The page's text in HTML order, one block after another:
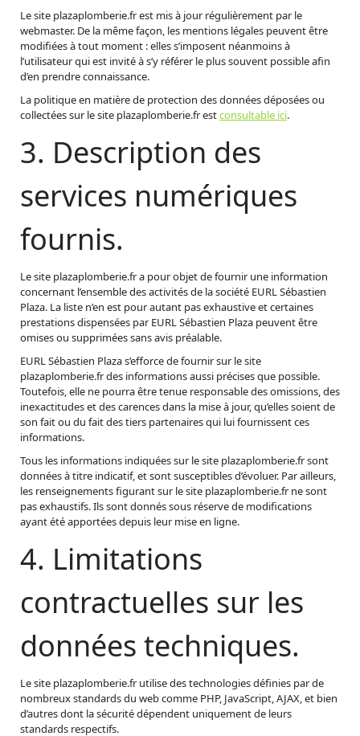
Le site plazaplomberie.fr est mis à jour régulièrement par le
webmaster. De la même façon, les mentions légales peuvent être
modifiées à tout moment : elles s’imposent néanmoins à
l’utilisateur qui est invité à s’y référer le plus souvent possible afin
d’en prendre connaissance.
La politique en matière de protection des données déposées ou
collectées sur le site plazaplomberie.fr estconsultable ici.
3. Description des
services numériques
fournis.
Le site plazaplomberie.fr a pour objet de fournir une information
concernant l’ensemble des activités de la société EURL Sébastien
Plaza. La liste n’en est pour autant pas exhaustive et certaines
prestations dispensées par EURL Sébastien Plaza peuvent être
omises ou supprimées sans avis préalable.
EURL Sébastien Plaza s’efforce de fournir sur le site
plazaplomberie.fr des informations aussi précises que possible.
Toutefois, elle ne pourra être tenue responsable des omissions, des
inexactitudes et des carences dans la mise à jour, qu’elles soient de
son fait ou du fait des tiers partenaires qui lui fournissent ces
informations.
Tous les informations indiquées sur le site plazaplomberie.fr sont
données à titre indicatif, et sont susceptibles d’évoluer. Par ailleurs,
les renseignements figurant sur le site plazaplomberie.fr ne sont
pas exhaustifs. Ils sont donnés sous réserve de modifications
ayant été apportées depuis leur mise en ligne.
4. Limitations
contractuelles sur les
données techniques.
Le site plazaplomberie.fr utilise des technologies définies par de
nombreux standards du web comme PHP, JavaScript, AJAX, et bien
d’autres dont la sécurité dépendent uniquement de leurs
standards respectifs.